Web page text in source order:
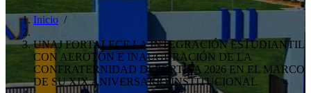
Inicio /
UNAJ FORTALECE LA INTEGRACIÓN ESTUDIANTIL
CON AEROTÓN E INAUGURACIÓN DE LA
CONFRATERNIDAD DEPORTIVA 2026 EN EL MARCO
DE SU XIX ANIVERSARIO INSTITUCIONAL